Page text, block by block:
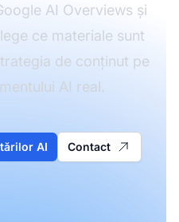
AI Overviews și
ce materiale sunt
de conținut pe
AI real.
AI Contact